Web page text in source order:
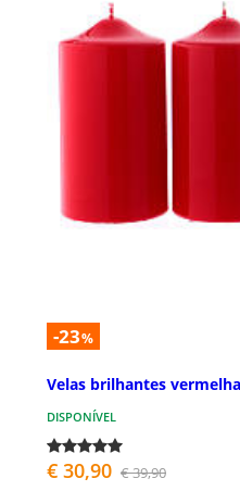
-23%
Velas brilhantes
DISPONÍVEL
€ 30,90 € 39,90